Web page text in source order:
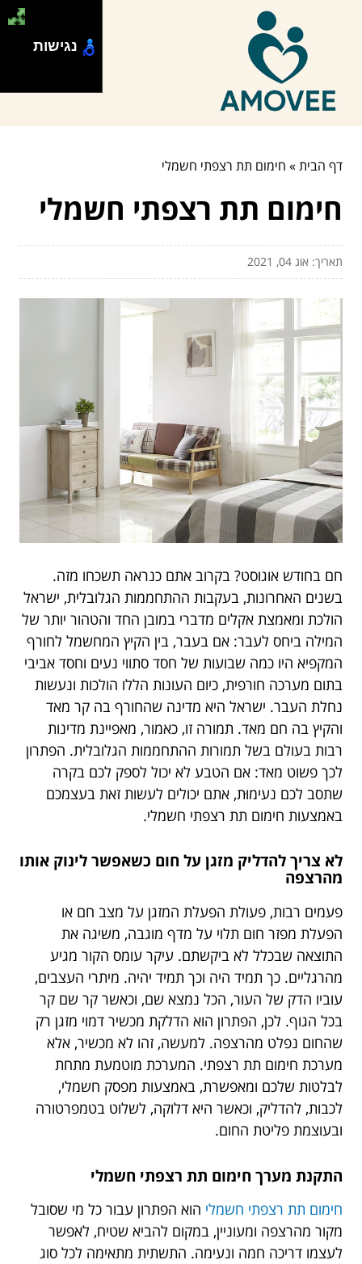
דף הבית» חימום תת רצפתי חשמלי
חימום תת רצפתי חשמלי
תאריך: אוג 04, 2021
חם בחודש אוגוסט? בקרוב אתם כנראה תשכחו מזה.
בשנים האחרונות, בעקבות ההתחממות הגלובלית, ישראל
הולכת ומאמצת אקלים מדברי במובן החד והטהור יותר של
המילה ביחס לעבר: אם בעבר, בין הקיץ המחשמל לחורף
המקפיא היו כמה שבועות של חסד סתווי נעים וחסד אביבי
בתום מערכה חורפית, כיום העונות הללו הולכות ונעשות
נחלת העבר. ישראל היא מדינה שהחורף בה קר מאד
והקיץ בה חם מאד. תמורה זו, כאמור, מאפיינת מדינות
רבות בעולם בשל תמורות ההתחממות הגלובלית. הפתרון
לכך פשוט מאד: אם הטבע לא יכול לספק לכם בקרה
שתסב לכם נעימוּת, אתם יכולים לעשות זאת בעצמכם
באמצעות חימום תת רצפתי חשמלי.
לא צריך להדליק מזגן על חום כשאפשר לינוק אותו
מהרצפה
פעמים רבות, פעולת הפעלת המזגן על מצב חם או
הפעלת מפזר חום תלוי על מדף מוגבה, משיגה את
התוצאה שבכלל לא ביקשתם. עיקר עומס הקור מגיע
מהרגליים. כך תמיד היה וכך תמיד יהיה. מיתרי העצבים,
עוביו הדק של העור, הכל נמצא שם, וכאשר קר שם קר
בכל הגוף. לכן, הפתרון הוא הדלקת מכשיר דמוי מזגן רק
שהחום נפלט מהרצפה. למעשה, זהו לא מכשיר, אלא
מערכת חימום תת רצפתי. המערכת מוטמעת מתחת
לבלטות שלכם ומאפשרת, באמצעות מפסק חשמלי,
לכבות, להדליק, וכאשר היא דלוקה, לשלוט בטמפרטורה
ובעוצמת פליטת החום.
התקנת מערך חימום תת רצפתי חשמלי
חימום תת רצפתי חשמלי הוא הפתרון עבור כל מי שסובל
מקור מהרצפה ומעוניין, במקום להביא שטיח, לאפשר
לעצמו דריכה חמה ונעימה. התשתית מתאימה לכל סוג
נגישות